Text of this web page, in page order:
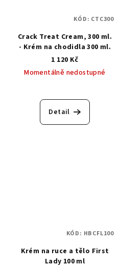
Crack Treat Cream, 300 ml.
- Krém na chodidla 300 ml.
1 120 Kč
Momentálně nedostupné
Detail
KÓD: CTC300
Krém na ruce a tělo First
Lady 100 ml
KÓD: HBCFL100